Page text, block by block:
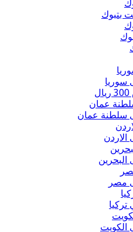
بتبوك
سوريا
عمان
سلطنة عمان
مصر